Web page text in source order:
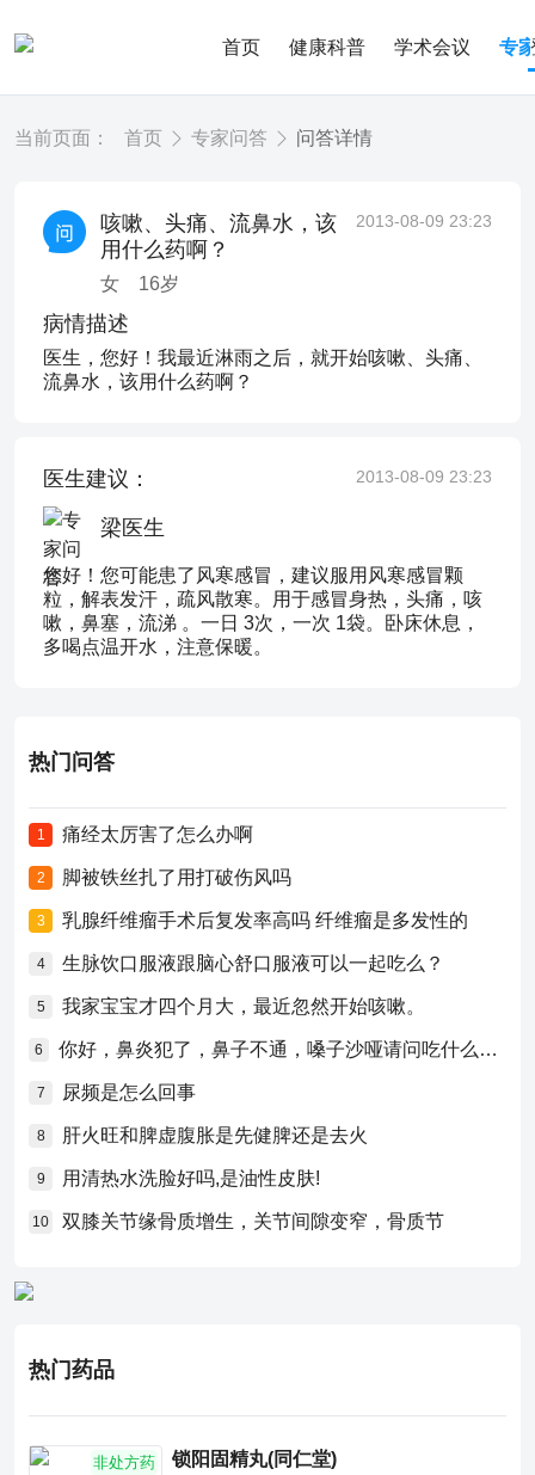
首页 健康科普 学术会议 专
当前页面： 首页 专家问答 问答详情
咳嗽、头痛、流鼻水，该
用什么药啊？
女 16岁
2013-08-09 23:23
病情描述
医生，您好！我最近淋雨之后，就开始咳嗽、头痛、
流鼻水，该用什么药啊？
医生建议： 2013-08-09 23:23
梁医生
您好！您可能患了风寒感冒，建议服用风寒感冒颗
粒，解表发汗，疏风散寒。用于感冒身热，头痛，咳
嗽，鼻塞，流涕 。一日 3次，一次 1袋。卧床休息，
多喝点温开水，注意保暖。
热门问答
1 痛经太厉害了怎么办啊
2 脚被铁丝扎了用打破伤风吗
3 乳腺纤维瘤手术后复发率高吗 纤维瘤是多发性的
4 生脉饮口服液跟脑心舒口服液可以一起吃么？
5 我家宝宝才四个月大，最近忽然开始咳嗽。
6 你好，鼻炎犯了，鼻子不通，嗓子沙哑请问吃什么药比较好？
7 尿频是怎么回事
8 肝火旺和脾虚腹胀是先健脾还是去火
9 用清热水洗脸好吗,是油性皮肤!
10 双膝关节缘骨质增生，关节间隙变窄，骨质节
热门药品
非处方药 锁阳固精丸(同仁堂)